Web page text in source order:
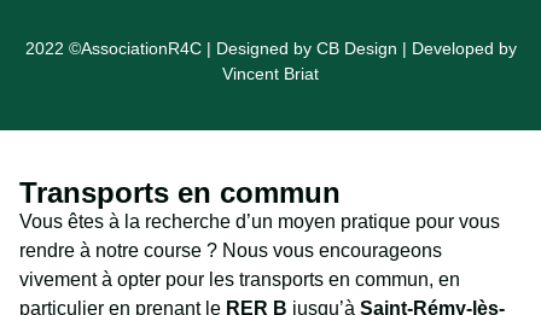
2022 ©AssociationR4C | Designed by CB Design | Developed by
Vincent Briat
Transports en commun
Vous êtes à la recherche d’un moyen pratique pour vous
rendre à notre course ? Nous vous encourageons
vivement à opter pour les transports en commun, en
particulier en prenant le RER B jusqu’à Saint-Rémy-lès-